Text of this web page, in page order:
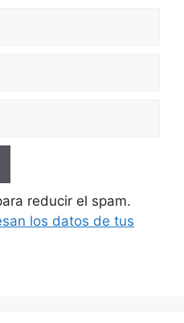
reducir el spam.
los datos de tus